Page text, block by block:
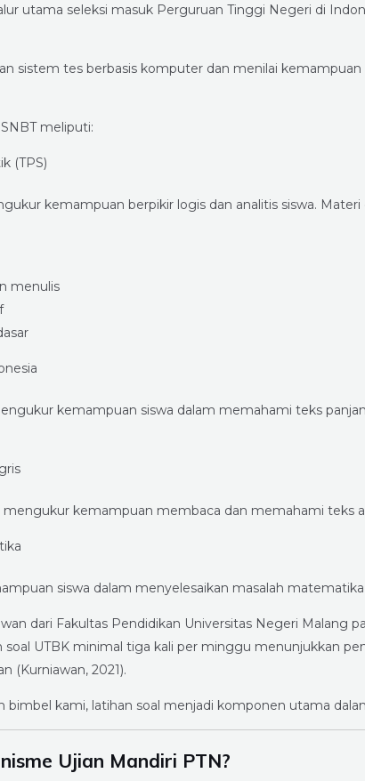
utama seleksi masuk Perguruan Tinggi Negeri di
sistem tes berbasis komputer dan menilai kemampuan
meliputi:
(TPS)
kemampuan berpikir logis dan analitis siswa. Materi
menulis
kemampuan siswa dalam memahami teks
mengukur kemampuan membaca dan memahami teks
siswa dalam menyelesaikan masalah matematika
dari Fakultas Pendidikan Universitas Negeri Malang
UTBK minimal tiga kali per minggu menunjukkan
(Kurniawan, 2021).
bimbel kami, latihan soal menjadi komponen utama
Ujian Mandiri PTN?